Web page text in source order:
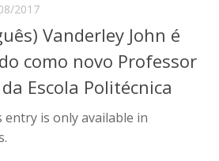
2017
Vanderley John é
como novo Professor
Escola Politécnica
entry is only available in